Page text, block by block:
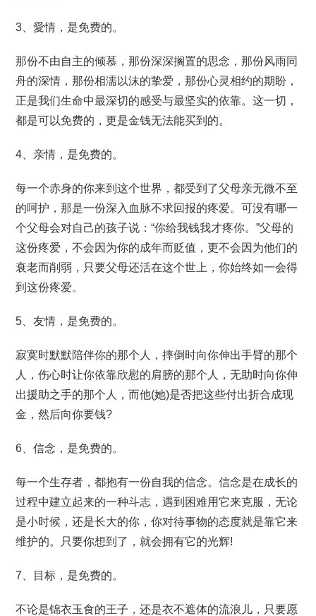
3、愛情，是免费的。
那份不由自主的倾慕，那份深深搁置的思念，那份风雨同
舟的深情，那份相濡以沫的挚爱，那份心灵相约的期盼，
正是我们生命中最深切的感受与最坚实的依靠。这一切，
都是可以免费的，更是金钱无法能买到的。
4、亲情，是免费的。
每一个赤身的你来到这个世界，都受到了父母亲无微不至
的呵护，那是一份深入血脉不求回报的疼爱。可没有哪一
个父母会对自己的孩子说：“你给我钱我才疼你。”父母的
这份疼爱，不会因为你的成年而贬值，更不会因为他们的
衰老而削弱，只要父母还活在这个世上，你始终如一会得
到这份疼爱。
5、友情，是免费的。
寂寞时默默陪伴你的那个人，摔倒时向你伸出手臂的那个
人，伤心时让你依靠欣慰的肩膀的那个人，无助时向你伸
出援助之手的那个人，而他(她)是否把这些付出折合成现
金，然后向你要钱?
6、信念，是免费的。
每一个生存者，都抱有一份自我的信念。信念是在成长的
过程中建立起来的一种斗志，遇到困难用它来克服，无论
是小时候，还是长大的你，你对待事物的态度就是靠它来
维护的。只要你想到了，就会拥有它的光辉!
7、目标，是免费的。
不论是锦衣玉食的王子，还是衣不遮体的流浪儿，只要愿